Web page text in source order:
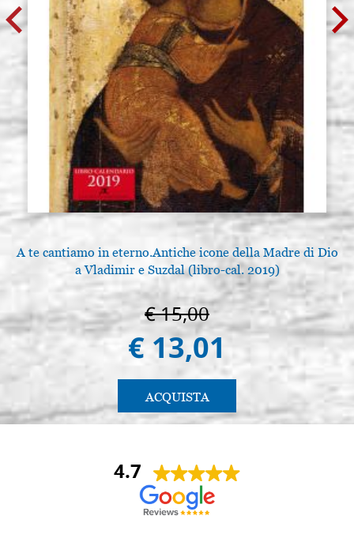
A te cantiamo in eterno.Antiche icone della Madre di Dio
a Vladimir e Suzdal (libro-cal. 2019)
€ 15,00
€ 13,01
ACQUISTA
4.7